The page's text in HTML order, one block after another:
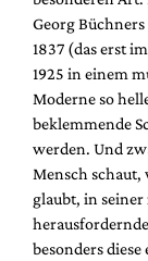
Shop / Abo
Newsletter
Redaktion
Autor:innen
Partner
Mediadaten
Suche
Georg
1837 (das erst
1925 in einem
Moderne so
beklemmende
werden. Und
Mensch schaut,
glaubt, in
besonders